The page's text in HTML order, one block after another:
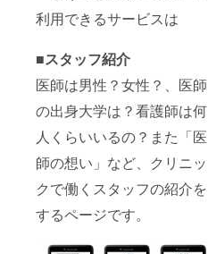
利用できるサービスは
■スタッフ紹介
医師は男性？女性？、医師
の出身大学は？看護師は何
人くらいいるの？また「医
師の想い」など、クリニッ
クで働くスタッフの紹介を
するページです。